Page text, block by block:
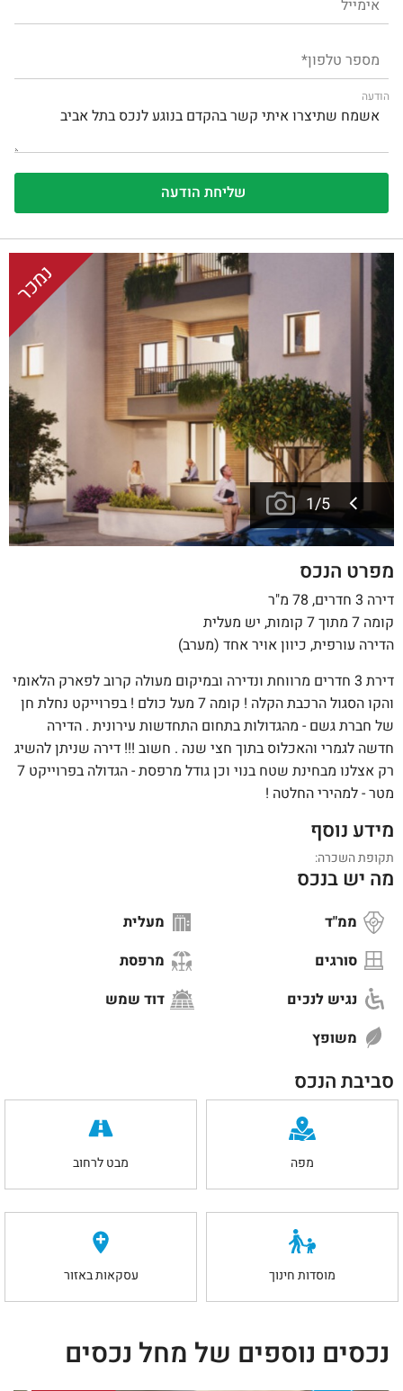
הודעה
נמכר
1/5
מפרט הנכס
דירה 3 חדרים, 78 מ"ר
קומה 7 מתוך 7 קומות, יש מעלית
הדירה עורפית, כיוון אויר אחד (מערב)
דירת 3 חדרים מרווחת ונדירה ובמיקום מעולה קרוב לפארק הלאומי
והקו הסגול הרכבת הקלה ! קומה 7 מעל כולם ! בפרוייקט נחלת חן
של חברת גשם - מהגדולות בתחום התחדשות עירונית . הדירה
חדשה לגמרי והאכלוס בתוך חצי שנה . חשוב !!! דירה שניתן להשיג
רק אצלנו מבחינת שטח בנוי וכן גודל מרפסת - הגדולה בפרוייקט 7
מטר - למהירי החלטה !
מידע נוסף
תקופת השכרה:
מה יש בנכס
ממ"ד
מעלית
סורגים
מרפסת
נגיש לנכים
דוד שמש
משופץ
סביבת הנכס
מפה מבט לרחוב
מוסדות חינוך עסקאות באזור
נכסים נוספים של מחל נכסים